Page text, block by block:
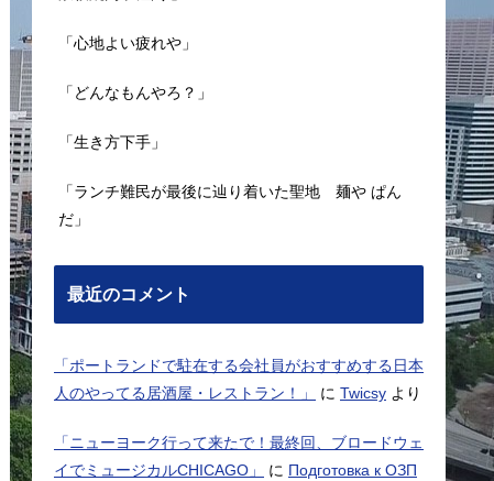
「心地よい疲れや」
「どんなもんやろ？」
「生き方下手」
「ランチ難民が最後に辿り着いた聖地 麺や ぱん
だ」
最近のコメント
「ポートランドで駐在する会社員がおすすめする日本
人のやってる居酒屋・レストラン！」
に Twicsy より
「ニューヨーク行って来たで！最終回、ブロードウェ
イでミュージカルCHICAGO」
に Подготовка к ОЗП